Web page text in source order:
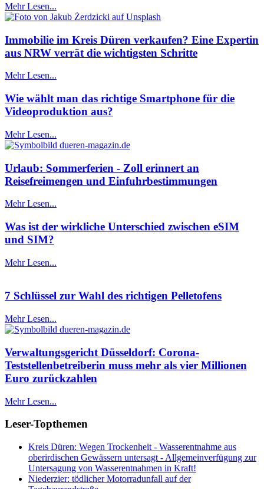
Mehr Lesen...
Immobilie im Kreis Düren verkaufen? Eine Expertin
aus NRW verrät die wichtigsten Schritte
Mehr Lesen...
Wie wählt man das richtige Smartphone für die
Videoproduktion aus?
Mehr Lesen...
Urlaub: Sommerferien - Zoll erinnert an
Reisefreimengen und Einfuhrbestimmungen
Mehr Lesen...
Was ist der wirkliche Unterschied zwischen eSIM
und SIM?
Mehr Lesen...
7 Schlüssel zur Wahl des richtigen Pelletofens
Mehr Lesen...
Verwaltungsgericht Düsseldorf: Corona-
Teststellenbetreiberin muss mehr als vier Millionen
Euro zurückzahlen
Mehr Lesen...
Leser-Topthemen
Kreis Düren: Wegen Trockenheit - Wasserentnahme aus
oberirdischen Gewässern untersagt - Allgemeinverfügung zur
Untersagung von Wasserentnahmen in Kraft!
Niederzier: tödlicher Motorradunfall auf der